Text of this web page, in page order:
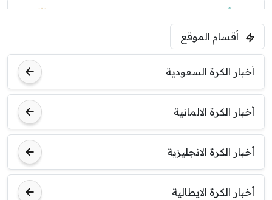
ليفربول
أقسام الموقع
أخبار الكرة السعودية
أخبار الكرة الالمانية
أخبار الكرة الانجليزية
أخبار الكرة الايطالية